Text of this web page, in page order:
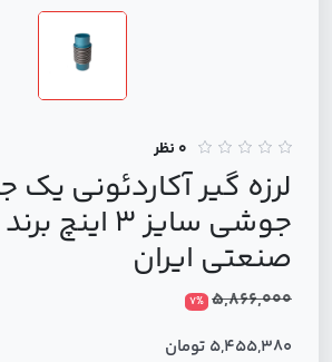
0 نظر
لرزه گیر آکاردئونی یک
جوشی سایز 3
صنعتی ایران
5,866,000
7%
5,455,380 تومان